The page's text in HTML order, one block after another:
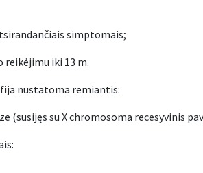
simptomais;
iki 13 m.
nustatoma remiantis:
(susijęs su X chromosoma recesyvinis